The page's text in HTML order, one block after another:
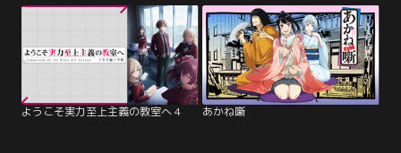
ようこそ実力至上主義の教室へ 4 あかね噺